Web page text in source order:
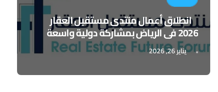
انطلاق أعمال منتدى مستقبل العقار
2026 في الرياض بمشاركة دولية واسعة
يناير 26, 2026